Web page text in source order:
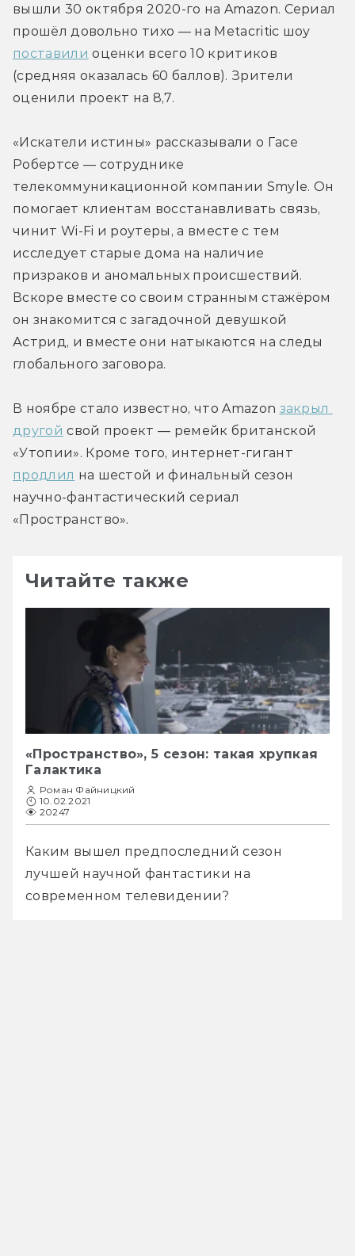
вышли 30 октября 2020-го на Amazon. Сериал
поставили оценки всего 10 критиков
(средняя оказалась 60 баллов). Зрители
оценили проект на 8,7.
«Искатели истины» рассказывали о Гасе
Робертсе — сотруднике
телекоммуникационной компании Smyle. Он
помогает клиентам восстанавливать связь,
чинит Wi-Fi и роутеры, а вместе с тем
исследует старые дома на наличие
призраков и аномальных происшествий.
Вскоре вместе со своим странным стажёром
он знакомится с загадочной девушкой
Астрид, и вместе они натыкаются на следы
глобального заговора.
В ноябре стало известно, что Amazon закрыл
другой свой проект — ремейк британской
продлил на шестой и финальный сезон
научно-фантастический сериал
«Пространство».
Читайте также
«Пространство», 5 сезон: такая хрупкая
Галактика
Роман Файницкий
10.02.2021
20247
Каким вышел предпоследний сезон
лучшей научной фантастики на
современном телевидении?